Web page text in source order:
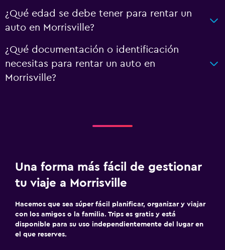
¿Qué edad se debe tener para rentar un
auto en Morrisville?
¿Qué documentación o identificación
necesitas para rentar un auto en
Morrisville?
Una forma más fácil de gestionar
tu viaje a Morrisville
Hacemos que sea súper fácil planificar, organizar y viajar
con los amigos o la familia. Trips es gratis y está
disponible para su uso independientemente del lugar en
el que reserves.